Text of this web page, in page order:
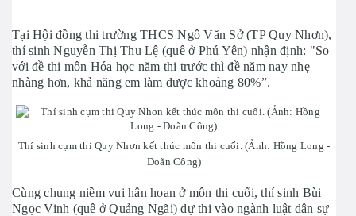
Tại Hội đồng thi trường THCS Ngô Văn Sở (TP Quy Nhơn),
thí sinh Nguyễn Thị Thu Lệ (quê ở Phú Yên) nhận định: "So
với đề thi môn Hóa học năm thi trước thì đề năm nay nhẹ
nhàng hơn, khả năng em làm được khoảng 80%”.
Thí sinh cụm thi Quy Nhơn kết thúc môn thi cuối. (Ảnh: Hồng Long -
Doãn Công)
Cùng chung niềm vui hân hoan ở môn thi cuối, thí sinh Bùi
Ngọc Vinh (quê ở Quảng Ngãi) dự thi vào ngành luật dân sự